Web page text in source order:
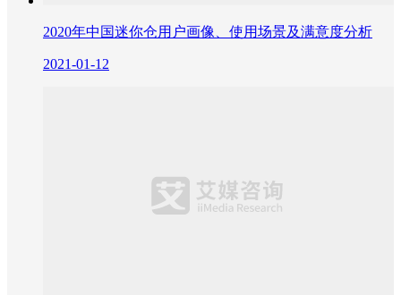
2020年中国迷你仓用户画像、使用场景及满意度分析
2021-01-12